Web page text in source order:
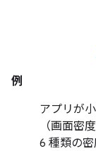
例
アプリが
（画面密
6 種類の